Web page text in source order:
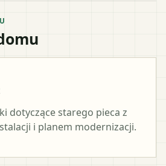
dotyczące starego pieca z
i planem modernizacji.